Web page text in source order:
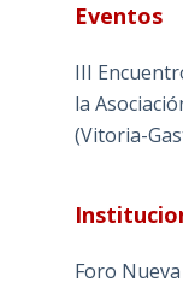
Eventos
III
la
(Vitoria-
Foro